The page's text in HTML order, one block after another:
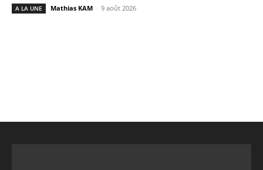
A LA UNE Mathias KAM - 9 août 2026